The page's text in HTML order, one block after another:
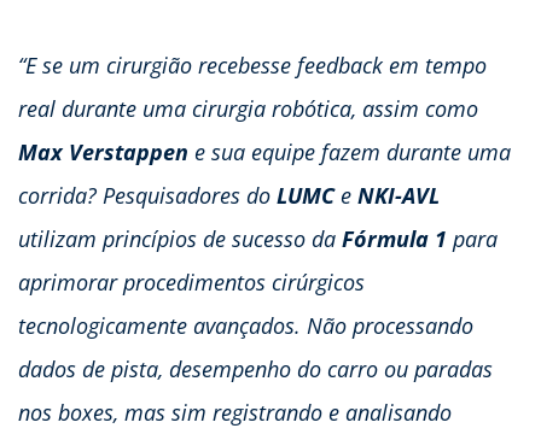
“E se um cirurgião recebesse feedback em tempo
real durante uma cirurgia robótica, assim como
Max Verstappen e sua equipe fazem durante uma
corrida? Pesquisadores do LUMCe NKI-AVL
utilizam princípios de sucesso da Fórmula 1 para
aprimorar procedimentos cirúrgicos
tecnologicamente avançados. Não processando
dados de pista, desempenho do carro ou paradas
nos boxes, mas sim registrando e analisando